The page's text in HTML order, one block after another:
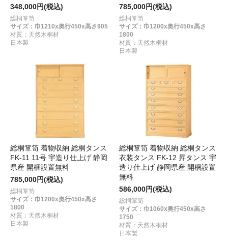
348,000円(税込)
総桐箪笥
サイズ：巾1210x奥行450x高さ905
材質：天然木桐材
日本製
785,000円(税込)
総桐箪笥
サイズ：巾1200x奥行450x高さ
1800
材質：天然木桐材
日本製
総桐箪笥 着物収納 総桐タンス
FK-11 11号 宇造り仕上げ 静岡
県産 開梱設置無料
785,000円(税込)
総桐箪笥
サイズ：巾1200x奥行450x高さ
1800
材質：天然木桐材
日本製
総桐箪笥 着物収納 総桐タンス
衣装タンス FK-12 昇タンス 宇
造り仕上げ 静岡県産 開梱設置
無料
586,000円(税込)
総桐箪笥
サイズ：巾1060x奥行450x高さ
1750
材質：天然木桐材
日本製